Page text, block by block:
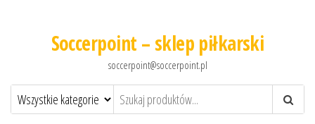
Soccerpoint – sklep piłkarski
soccerpoint@soccerpoint.pl